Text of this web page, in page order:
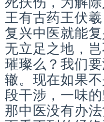
王有古药王伏
复兴中医就能
无立足之地，
璀璨么？我们
辙。现在如果
段干涉，一味
那中医没有办